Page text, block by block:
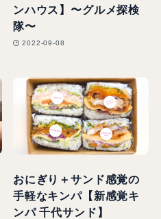
ンハウス】〜グルメ探検
隊〜
2022-09-08
おにぎり＋サンド感覚の
手軽なキンパ【新感覚キ
ンパ 千代サンド】